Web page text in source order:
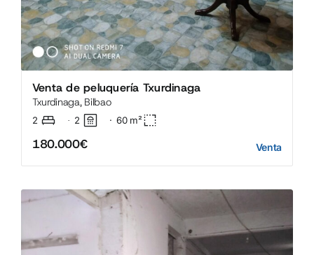
Venta de peluquería Txurdinaga
Txurdinaga, Bilbao
2 · 2 · 60 m²
180.000€ Venta